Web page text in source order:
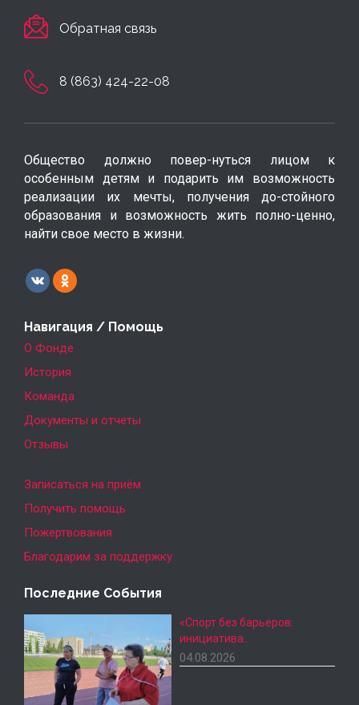
Обратная связь
8 (863) 424-22-08
Общество должно повер-нуться лицом к
особенным детям и подарить им возможность
реализации их мечты, получения до-стойного
образования и возможность жить полно-ценно,
найти свое место в жизни.
Навигация / Помощь
О Фонде
История
Команда
Документы и отчеты
Отзывы
Записаться на приём
Получить помощь
Пожертвования
Благодарим за поддержку
Последние События
«Спорт без барьеров:
инициатива…
04.08.2026